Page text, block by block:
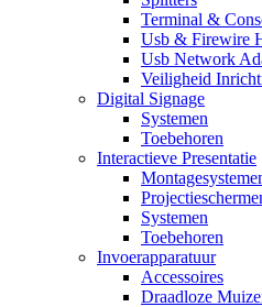
Terminal &
Usb & Firewire
Usb Network
Veiligheid
Digital Signage
Systemen
Toebehoren
Interactieve Presentatie
Systemen
Toebehoren
Invoerapparatuur
Accessoires
Draadloze